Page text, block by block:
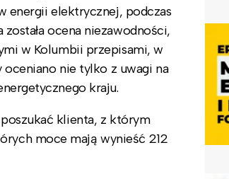
energii elektrycznej, podczas
ocena niezawodności,
w Kolumbii przepisami, w
nie tylko z uwagi na
kraju.
klienta, z którym
moce mają wynieść 212